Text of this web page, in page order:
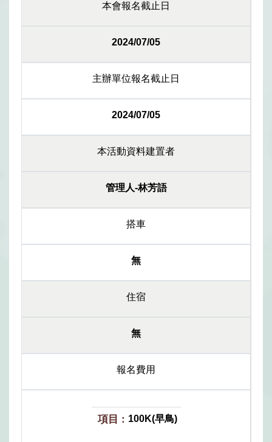
本會報名截止日
2024/07/05
主辦單位報名截止日
2024/07/05
本活動資料建置者
管理人-林芳語
搭車
無
住宿
無
報名費用
100K(早鳥)